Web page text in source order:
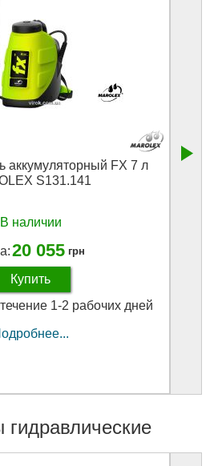
аккумуляторный FX 7 л
S131.141
В наличии
20 055 грн
Купить
1-2 рабочих дней
гидравлические